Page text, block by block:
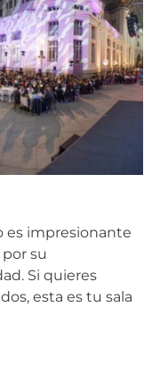
es impresionante
su
Si quieres
esta es tu sala